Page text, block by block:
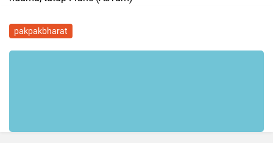
pakpakbharat